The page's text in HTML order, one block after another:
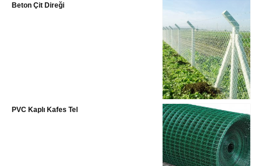
Beton Çit Direği
PVC Kaplı Kafes Tel